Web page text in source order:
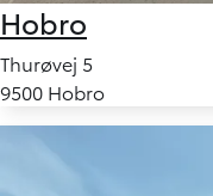
Hobro
Thurøvej 5
9500 Hobro